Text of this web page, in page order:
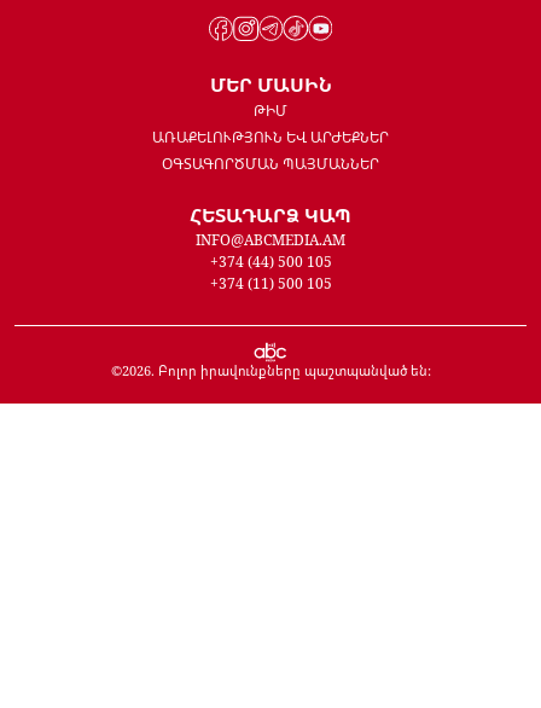
ՄԵՐ ՄԱՍԻՆ
ԹԻՄ
ԱՌԱՔԵԼՈՒԹՅՈՒՆ ԵՎ ԱՐԺԵՔՆԵՐ
ՕԳՏԱԳՈՐԾՄԱՆ ՊԱՅՄԱՆՆԵՐ
ՀԵՏԱԴԱՐՁ ԿԱՊ
INFO@ABCMEDIA.AM
+374 (44) 500 105
+374 (11) 500 105
©2026. Բոլոր իրավունքները պաշտպանված են: